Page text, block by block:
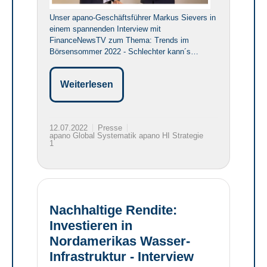
Unser apano-Geschäftsführer Markus Sievers in
einem spannenden Interview mit
FinanceNewsTV zum Thema: Trends im
Börsensommer 2022 - Schlechter kann´s…
Weiterlesen
12.07.2022
Presse
apano Global Systematik apano HI Strategie
1
Nachhaltige Rendite:
Investieren in
Nordamerikas Wasser-
Infrastruktur - Interview